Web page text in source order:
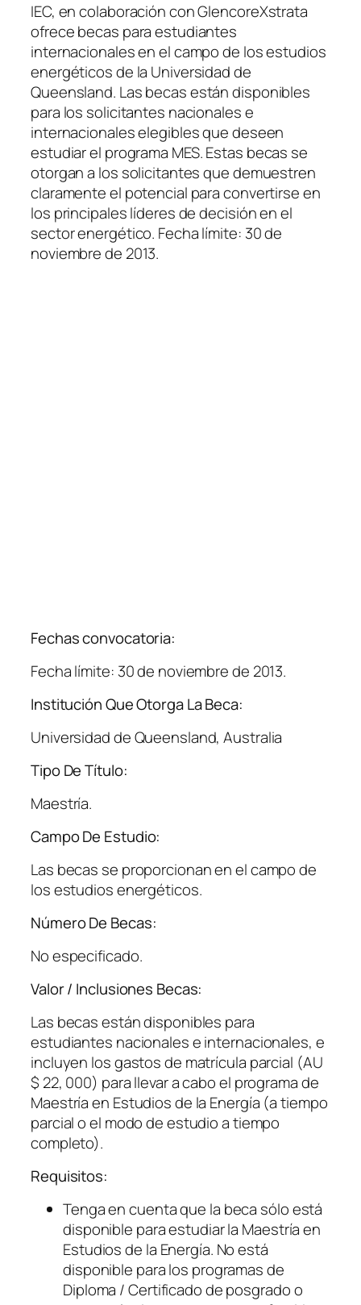
IEC, en colaboración con GlencoreXstrata
ofrece becas para estudiantes
internacionales en el campo de los estudios
energéticos de la Universidad de
Queensland. Las becas están disponibles
para los solicitantes nacionales e
internacionales elegibles que deseen
estudiar el programa MES. Estas becas se
otorgan a los solicitantes que demuestren
claramente el potencial para convertirse en
los principales líderes de decisión en el
sector energético. Fecha límite: 30 de
noviembre de 2013.
Fechas convocatoria:
Fecha límite: 30 de noviembre de 2013.
Institución Que Otorga La Beca:
Universidad de Queensland, Australia
Tipo De Título:
Maestría.
Campo De Estudio:
Las becas se proporcionan en el campo de
los estudios energéticos.
Número De Becas:
No especificado.
Valor / Inclusiones Becas:
Las becas están disponibles para
estudiantes nacionales e internacionales, e
incluyen los gastos de matrícula parcial (AU
$ 22, 000) para llevar a cabo el programa de
Maestría en Estudios de la Energía (a tiempo
parcial o el modo de estudio a tiempo
completo).
Requisitos:
Tenga en cuenta que la beca sólo está
disponible para estudiar la Maestría en
Estudios de la Energía. No está
disponible para los programas de
Diploma / Certificado de posgrado o